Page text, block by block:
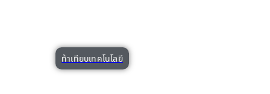
ท้าเทียบเทคโนโลยี